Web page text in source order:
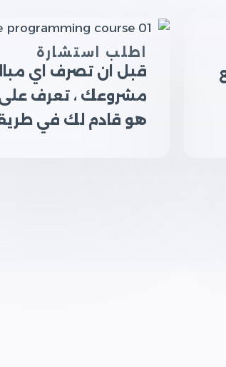
اطلب استشارة
قبل ان تصرف اي
مشروعك ، تعرف
هو قادم لك في